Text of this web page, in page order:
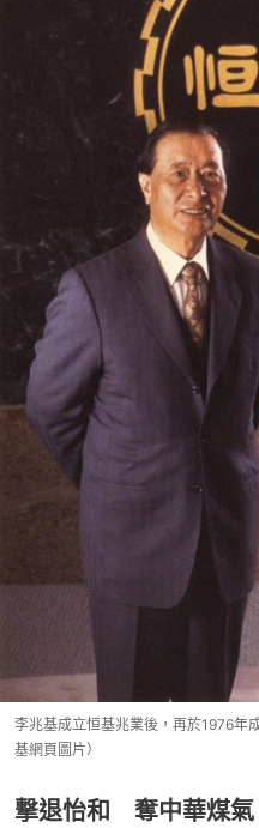
李兆基成立恒基兆業後，再於1976年
基網頁圖片）
撃退怡和 奪中華煤氣